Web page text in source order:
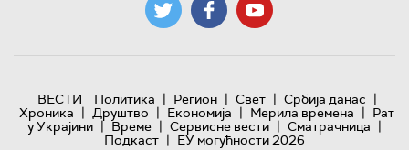
ВЕСТИ Политика | Регион | Свет | Србија данас |
Хроника | Друштво | Економија | Мерила времена | Рат
у Украјини | Време | Сервисне вести | Сматрачница |
Подкаст | ЕУ могућности 2026